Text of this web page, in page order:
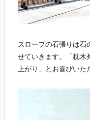
スロープの石張りは石
せていきます。「枕木
上がり」とお喜びいた